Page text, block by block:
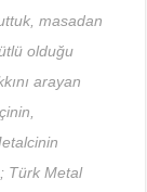
masadan
olduğu
arayan
Türk Metal